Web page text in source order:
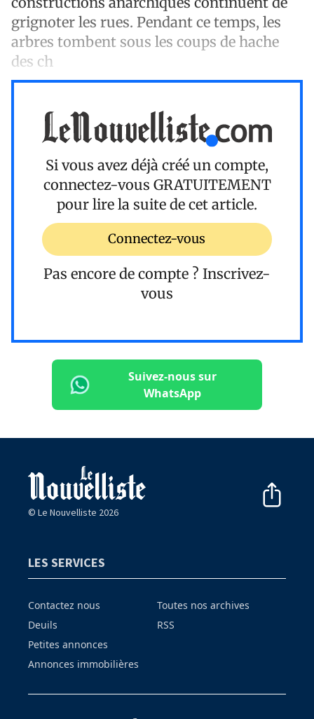
grignoter les rues. Pendant ce temps, les
arbres tombent sous les coups de hache
des ch
Si vous avez déjà créé un compte,
connectez-vous GRATUITEMENT
pour lire la suite de cet article.
Connectez-vous
Pas encore de compte ? Inscrivez-
vous
Suivez-nous sur
WhatsApp
© Le Nouvelliste 2026
LES SERVICES
Contactez nous
Deuils
Petites annonces
Annonces immobilières
Toutes nos archives
RSS